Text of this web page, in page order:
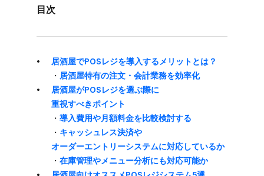
目次
居酒屋で​POSレジを​導入する​メリットとは？
・ 居酒屋特有の​注文・会計業務を​効率化
居酒屋が​POSレジを​選ぶ際に​
重視すべきポイント
・ 導入費用や​月​額料金を​比較検討する
・ キャッシュレス決済や​
オーダーエントリーシステムに​対応しているか
・ 在庫管理や​メニュー分析にも​対応可能か